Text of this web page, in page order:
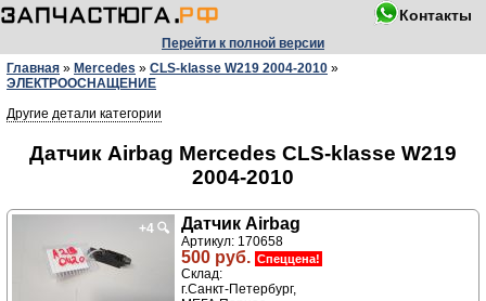
Контакты
Перейти к полной версии
Главная » Mercedes » CLS-klasse W219 2004-2010 »
ЭЛЕКТРООСНАЩЕНИЕ
Другие детали категории
Датчик Airbag Mercedes CLS-klasse W219
2004-2010
+4 🔍 Датчик Airbag
Артикул: 170658
500 руб. Спеццена!
Склад:
г.Санкт-Петербург,